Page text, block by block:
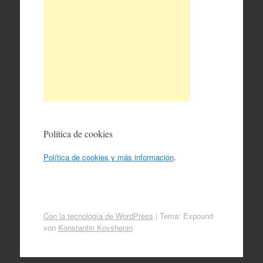
Política de cookies
Política de cookies y más información.
Con la tecnología de WordPress | Tema: Expound
von Konstantin Kovshenin